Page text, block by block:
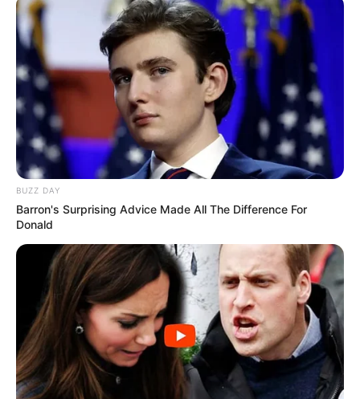
material, nada melhor do criar com ele lindas
decorações para os seus potes de vidro. Para
deixar a composição mais romântica, acrescente
a renda ou a etamine, e finalize com flores
artesanais.
5. Potes com flores pintadas à mão
BUZZ DAY
Barron's Surprising Advice Made All The Difference For
Donald